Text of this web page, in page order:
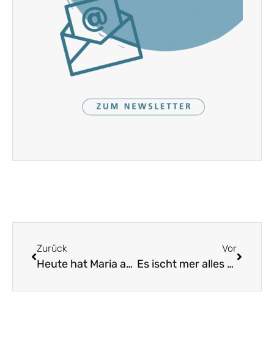
Zurück
Heute hat Maria auserkoren
Vor
Es ischt mer alles uin Ding